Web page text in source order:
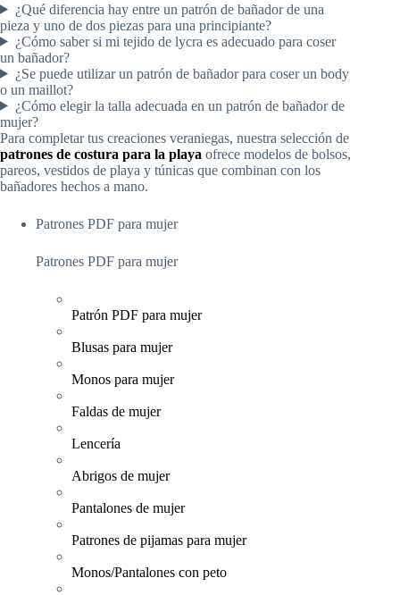
¿Qué diferencia hay entre un patrón de bañador de una
pieza y uno de dos piezas para una principiante?
¿Cómo saber si mi tejido de lycra es adecuado para coser
un bañador?
¿Se puede utilizar un patrón de bañador para coser un body
o un maillot?
¿Cómo elegir la talla adecuada en un patrón de bañador de
mujer?
Para completar tus creaciones veraniegas, nuestra selección de
patrones de costura para la playa ofrece modelos de bolsos,
pareos, vestidos de playa y túnicas que combinan con los
bañadores hechos a mano.
Patrones PDF para mujer
Patrones PDF para mujer
Patrón PDF para mujer
Blusas para mujer
Monos para mujer
Faldas de mujer
Lencería
Abrigos de mujer
Pantalones de mujer
Patrones de pijamas para mujer
Monos/Pantalones con peto